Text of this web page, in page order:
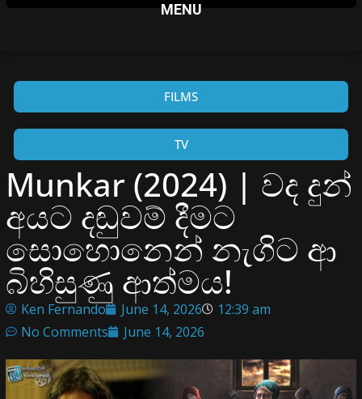
MENU
FILMS
TV
Munkar (2024) | වද දුන්
අයට දඬුවම් දීමට
සොහොනෙන් නැගිට ආ
බිහිසුණු ආත්මය!
Ken Fernando June 14, 2026
12:39 am
No Comments
June 14, 2026